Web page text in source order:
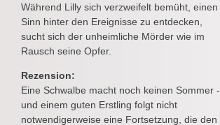
Während Lilly sich verzweifelt bemüht, einen
Sinn hinter den Ereignisse zu entdecken,
sucht sich der unheimliche Mörder wie im
Rausch seine Opfer.
Rezension:
Eine Schwalbe macht noch keinen Sommer -
und einem guten Erstling folgt nicht
notwendigerweise eine Fortsetzung, die den